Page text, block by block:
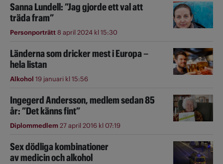
Sanna Lundell: ”Jag gjorde ett val att
träda fram”
Personporträtt8 april 2024 kl 15:30
Länderna som dricker mest i Europa –
hela listan
Alkohol 19 januari kl 15:56
Ingegerd Andersson, medlem sedan 85
år: ”Det känns fint”
Diplommedlem27 april 2016 kl 07:19
Sex dödliga kombinationer
av medicin och alkohol